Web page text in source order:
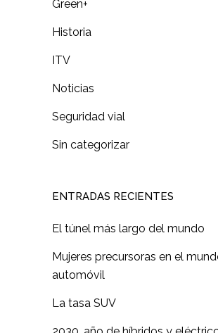
Green+
Historia
ITV
Noticias
Seguridad vial
Sin categorizar
ENTRADAS RECIENTES
El túnel más largo del mundo
Mujeres precursoras en el
automóvil
La tasa SUV